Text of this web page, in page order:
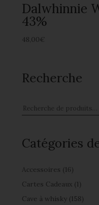
Dalwhinnie
43%
48,00€
Recherche
Catégories
Accessoires (16)
Cartes Cadeaux (1)
Cave à whisky (158)